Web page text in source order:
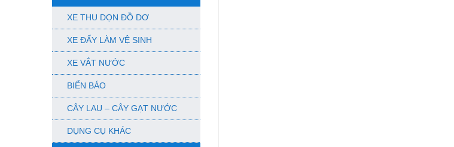
XE THU DỌN ĐỒ DƠ
XE ĐẨY LÀM VỆ SINH
XE VẮT NƯỚC
BIỂN BÁO
CÂY LAU – CÂY GẠT NƯỚC
DỤNG CỤ KHÁC